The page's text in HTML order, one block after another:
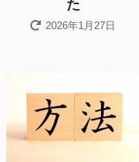
た
2026年1月27日